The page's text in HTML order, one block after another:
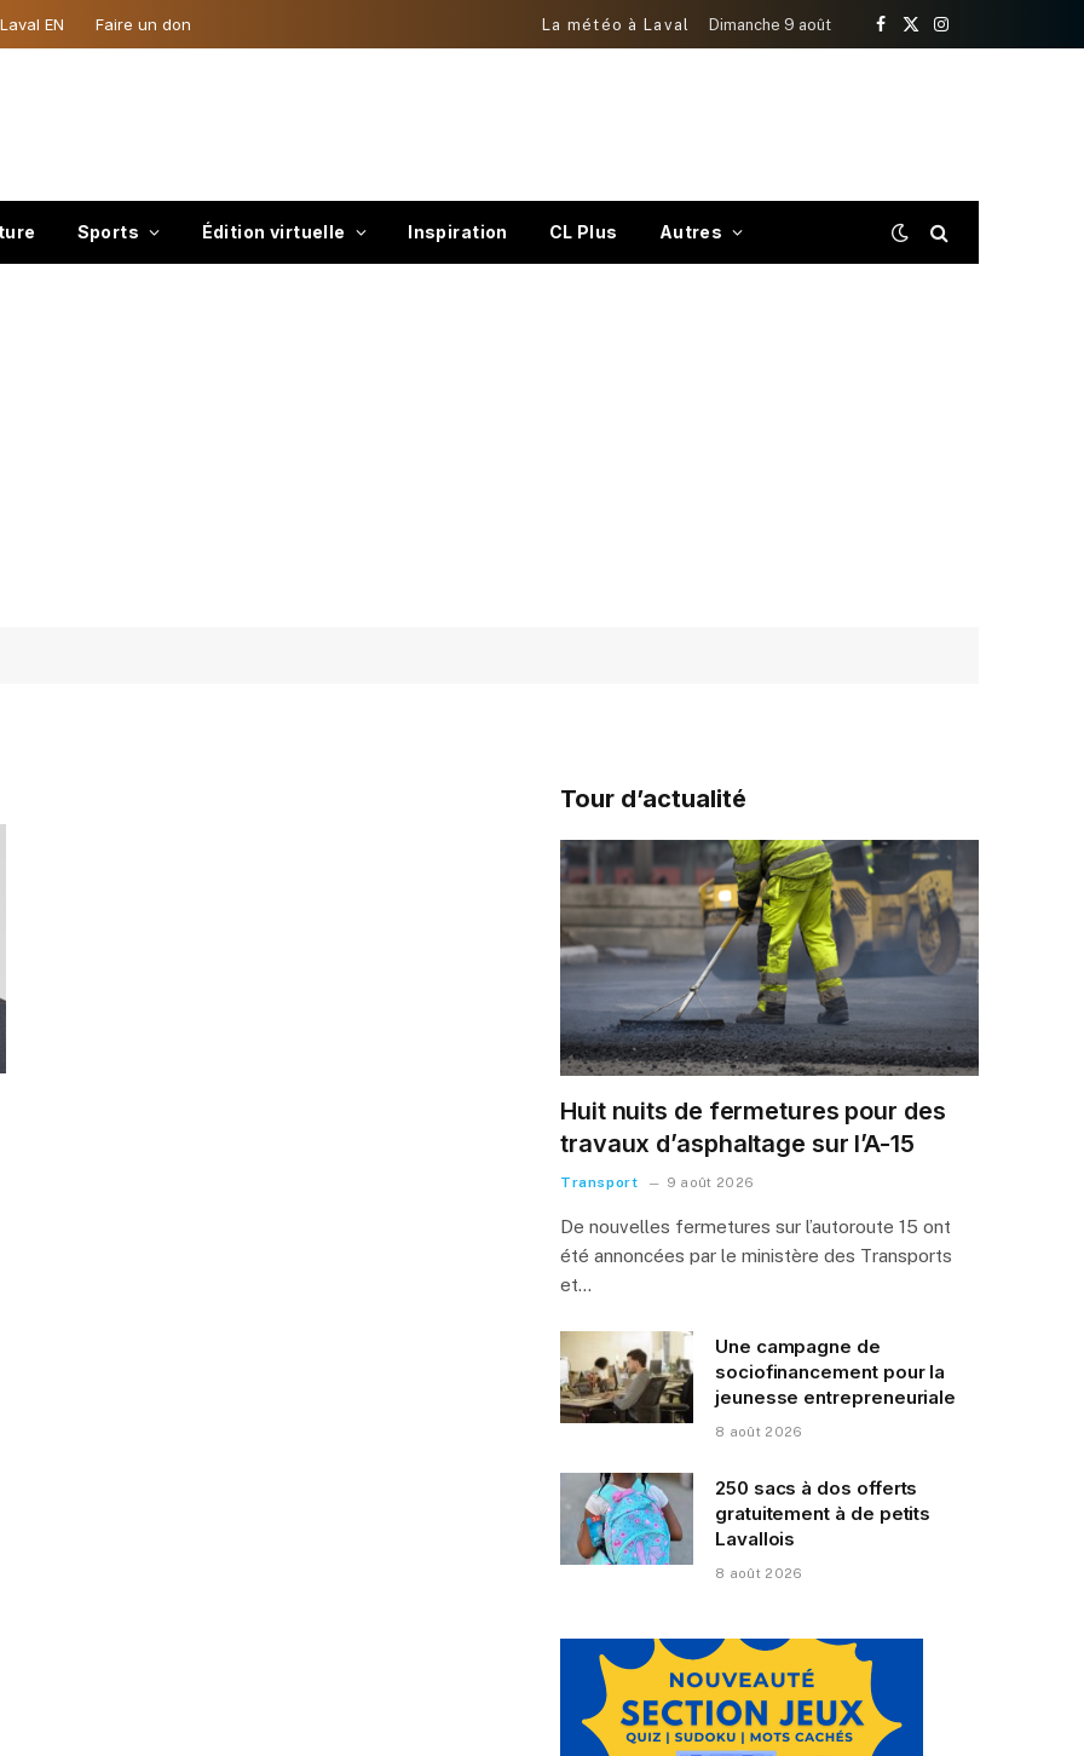
EN Faire un don La météo à Laval Dimanche 9 août
Facebook
X
Instagram
Sports Édition virtuelle Inspiration CL Plus Autres
Tour d’actualité
Huit nuits de fermetures pour des
travaux d’asphaltage sur l’A-15
Transport 9 août 2026
De nouvelles fermetures sur l’autoroute 15 ont
été annoncées par le ministère des Transports
et…
Une campagne de
sociofinancement pour la
jeunesse entrepreneuriale
8 août 2026
250 sacs à dos offerts
gratuitement à de petits
Lavallois
8 août 2026